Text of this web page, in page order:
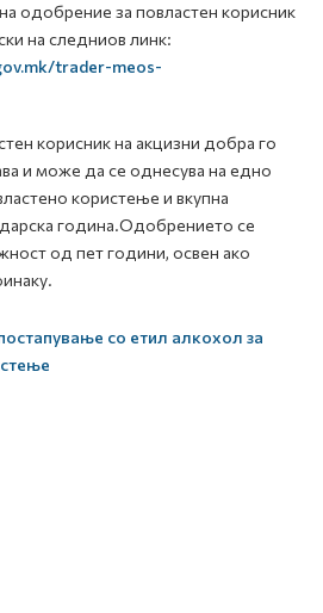
одобрение за повластен корисник
на следниов линк:
trader-meos-
корисник на акцизни добра го
и може да се однесува на едно
користење и вкупна
година.Одобрението се
од пет години, освен ако
со етил алкохол за